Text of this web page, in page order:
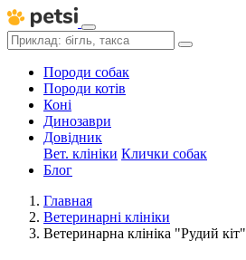
Породи собак
Породи котів
Коні
Динозаври
Довідник
Вет. клініки Клички собак
Блог
Главная
Ветеринарні клініки
Ветеринарна клініка "Рудий кіт"